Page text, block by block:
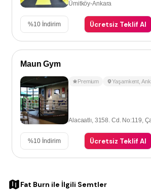
Ümitköy-Ankara
%10 İndirim Ücretsiz Teklif Al
Maun Gym
Premium Yaşamkent ,
Alacaatlı, 3158. Cd. No:119,
%10 İndirim Ücretsiz Teklif Al
Fat Burn ile İlgili Semtler